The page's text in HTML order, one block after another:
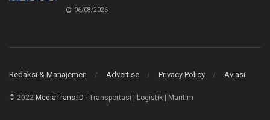
06/08/2026
Redaksi & Manajemen Advertise Privacy Policy Aviasi
© 2022 MediaTrans.ID - Transportasi | Logistik | Maritim